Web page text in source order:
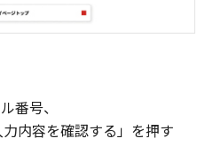
番号、
内容を確認する」を押す